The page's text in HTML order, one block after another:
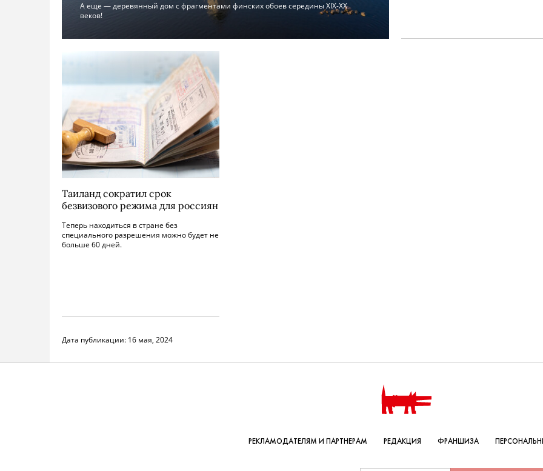
А еще — деревянный дом с фрагментами финских обоев середины XIX-XX
веков!
Таиланд сократил срок
безвизового режима для россиян
Теперь находиться в стране без
специального разрешения можно будет не
больше 60 дней.
Дата публикации: 16 мая, 2024
РЕКЛАМОДАТЕЛЯМ И ПАРТНЕРАМ РЕДАКЦИЯ ФРАНШИЗА